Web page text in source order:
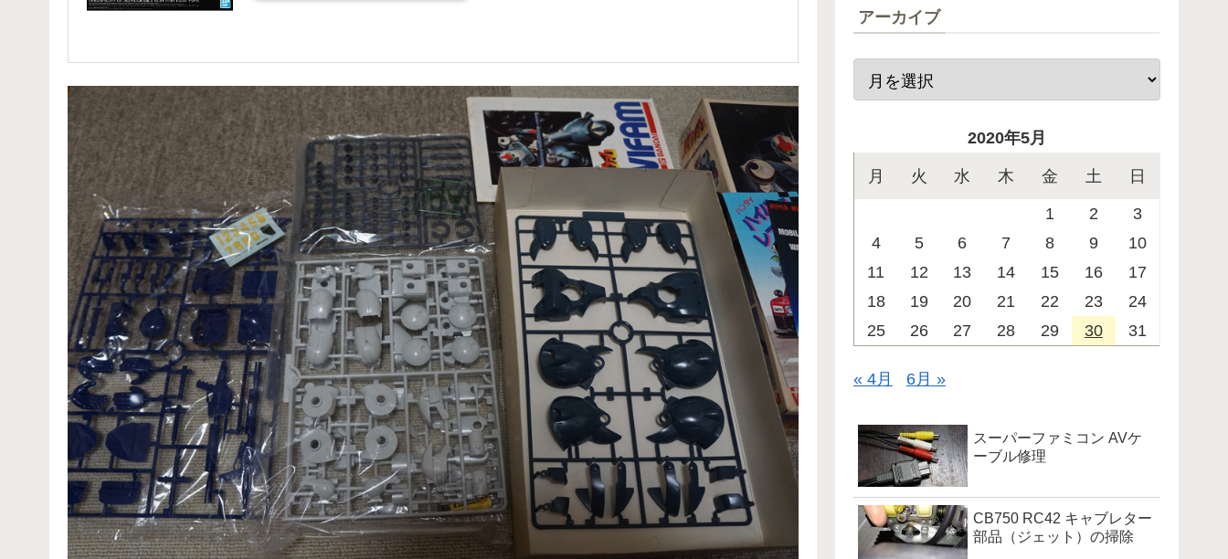
アーカイブ
2020年5月
月 火 水 木 金 土 日
1 2
3
4
5 6 7 8 9
10
11
12 13 14 15 16
17
18
19 20 21 22 23
24
25
26 27 28 29 30 31
« 4月 6月 »
スーパーファミコン AVケ
ーブル修理
CB750 RC42 キャブレター
部品（ジェット）の掃除